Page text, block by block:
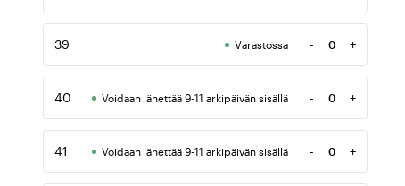
39 Varastossa -
Määrä
+
40 Voidaan lähettää 9-11 arkipäivän sisällä -
Määrä
+
41 Voidaan lähettää 9-11 arkipäivän sisällä -
Määrä
+